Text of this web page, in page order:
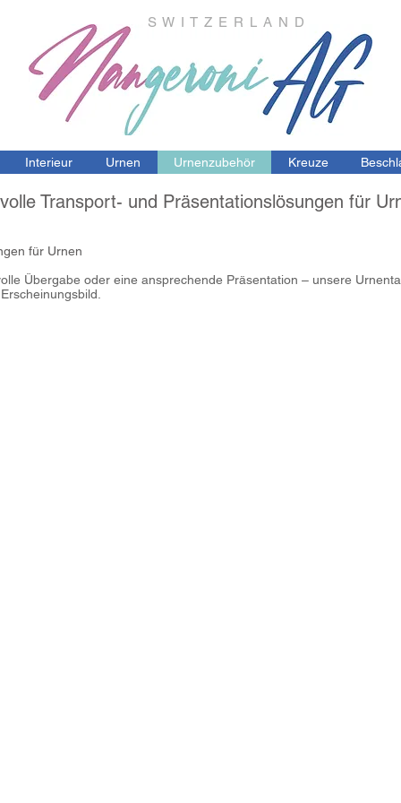
S W I T Z E R L A N D
Interieur Urnen Urnenzubehör Kreuze
Transport- und Präsentationslösungen für
für Urnen
Übergabe oder eine ansprechende Präsentation – unsere